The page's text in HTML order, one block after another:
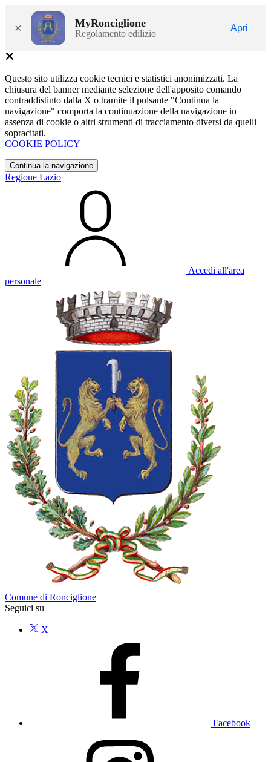
× MyRonciglione
Regolamento edilizio
Apri
Questo sito utilizza cookie tecnici e statistici anonimizzati. La
chiusura del banner mediante selezione dell'apposito comando
contraddistinto dalla X o tramite il pulsante "Continua la
navigazione" comporta la continuazione della navigazione in
assenza di cookie o altri strumenti di tracciamento diversi da quelli
sopracitati.
COOKIE POLICY
Continua la navigazione
Regione Lazio
Accedi all'area
personale
Comune di Ronciglione
Seguici su
X
Facebook